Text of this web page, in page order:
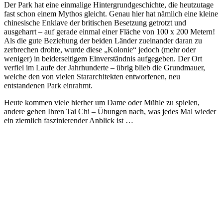
Der Park hat eine einmalige Hintergrundgeschichte, die heutzutage
fast schon einem Mythos gleicht. Genau hier hat nämlich eine kleine
chinesische Enklave der britischen Besetzung getrotzt und
ausgeharrt – auf gerade einmal einer Fläche von 100 x 200 Metern!
Als die gute Beziehung der beiden Länder zueinander daran zu
zerbrechen drohte, wurde diese „Kolonie“ jedoch (mehr oder
weniger) in beiderseitigem Einverständnis aufgegeben. Der Ort
verfiel im Laufe der Jahrhunderte – übrig blieb die Grundmauer,
welche den von vielen Stararchitekten entworfenen, neu
entstandenen Park einrahmt.
Heute kommen viele hierher um Dame oder Mühle zu spielen,
andere gehen Ihren Tai Chi – Übungen nach, was jedes Mal wieder
ein ziemlich faszinierender Anblick ist …